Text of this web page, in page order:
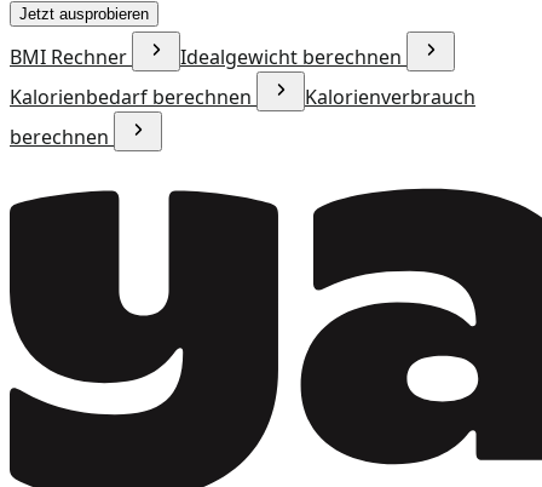
Jetzt ausprobieren
BMI Rechner
Idealgewicht berechnen
Kalorienbedarf berechnen
Kalorienverbrauch
berechnen